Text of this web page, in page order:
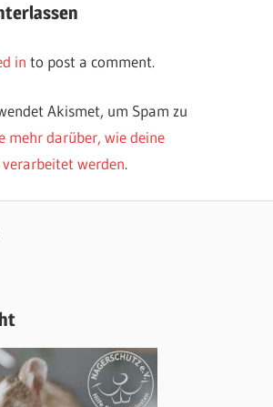
in to post a comment.
Akismet, um Spam zu
mehr darüber, wie deine
werden.